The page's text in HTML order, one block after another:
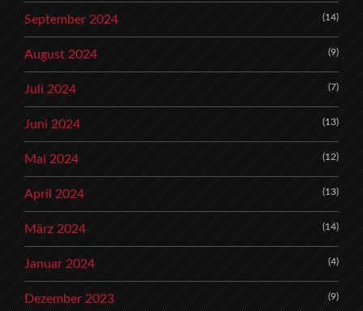
September 2024 (14)
August 2024 (9)
Juli 2024 (7)
Juni 2024 (13)
Mai 2024 (12)
April 2024 (13)
März 2024 (14)
Januar 2024 (4)
Dezember 2023 (9)